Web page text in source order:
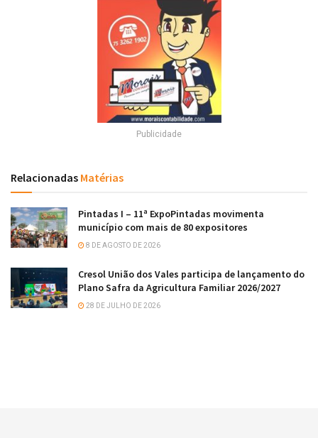
Publicidade
Relacionadas Matérias
Pintadas I – 11ª ExpoPintadas movimenta
município com mais de 80 expositores
8 DE AGOSTO DE 2026
Cresol União dos Vales participa de lançamento do
Plano Safra da Agricultura Familiar 2026/2027
28 DE JULHO DE 2026